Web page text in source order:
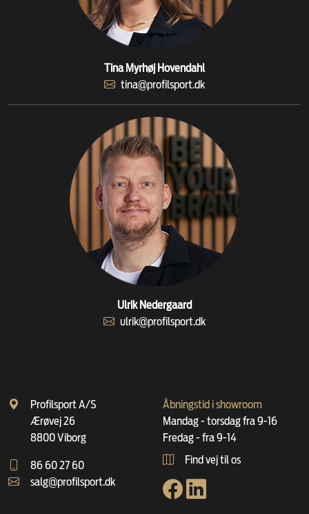
Tina Myrhøj Hovendahl
tina@profilsport.dk
Ulrik Nedergaard
ulrik@profilsport.dk
Profilsport A/S
Ærøvej 26
8800 Viborg
86 60 27 60
salg@profilsport.dk
Åbningstid i showroom
Mandag - torsdag fra 9-16
Fredag - fra 9-14
Find vej til os